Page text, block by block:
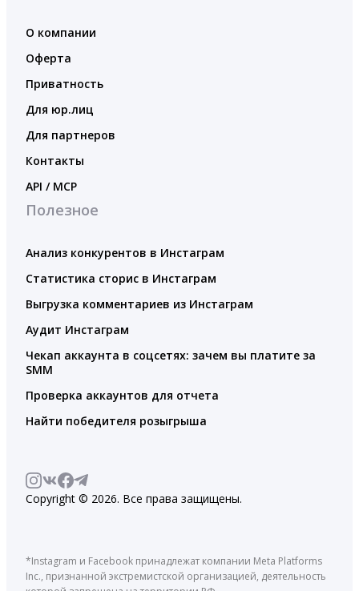
О компании
Оферта
Приватность
Для юр.лиц
Для партнеров
Контакты
API / MCP
Полезное
Анализ конкурентов в Инстаграм
Статистика сторис в Инстаграм
Выгрузка комментариев из Инстаграм
Аудит Инстаграм
Чекап аккаунта в соцсетях: зачем вы платите за
SMM
Проверка аккаунтов для отчета
Найти победителя розыгрыша
Copyright © 2026. Все права защищены.
*Instagram и Facebook принадлежат компании Meta Platforms
Inc., признанной экстремистской организацией, деятельность